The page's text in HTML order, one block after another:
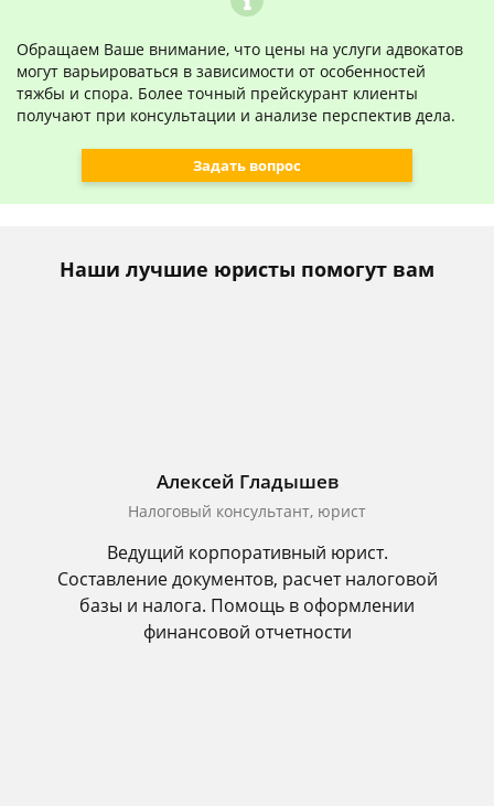
Обращаем Ваше внимание, что цены на услуги адвокатов
могут варьироваться в зависимости от особенностей
тяжбы и спора. Более точный прейскурант клиенты
получают при консультации и анализе перспектив дела.
Задать вопрос
Наши лучшие юристы помогут вам
Алексей Гладышев
Налоговый консультант, юрист
Ведущий корпоративный юрист.
Составление документов, расчет налоговой
базы и налога. Помощь в оформлении
финансовой отчетности